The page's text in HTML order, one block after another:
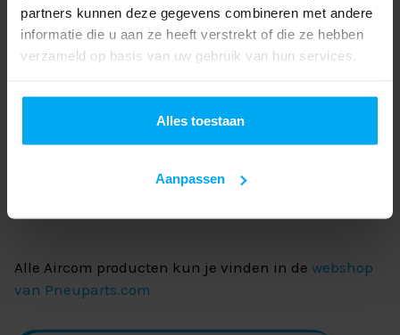
partners kunnen deze gegevens combineren met andere
informatie die u aan ze heeft verstrekt of die ze hebben
verzameld op basis van uw gebruik van hun services.
Alles toestaan
Aanpassen
Dit kunststof leidingsysteem is eenvoudig en snel te
installeren door middel van lijmverbindingen. De
maximale uithardtijd is 24 uur. Ongeveer 1 uur na
toelaatbaar. Werkdruk: 13 bar
Alle Aircom producten kun je vinden in de webshop
van Pneuparts.com